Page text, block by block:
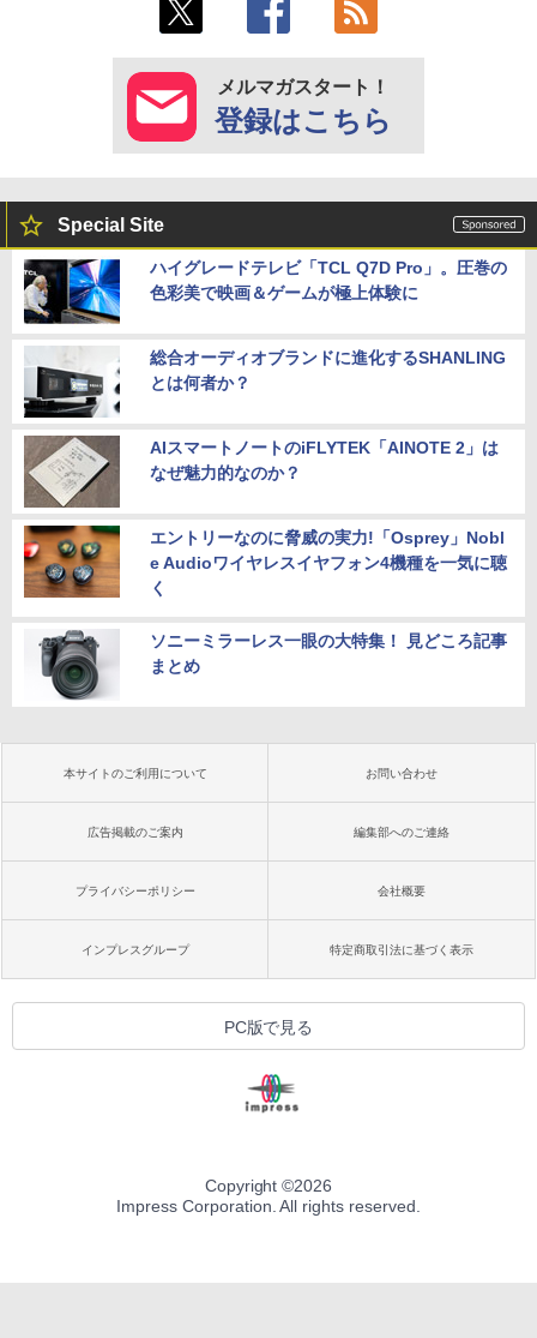
メルマガスタート！
登録はこちら
Special Site
ハイグレードテレビ「TCL Q7D Pro」。圧巻の
色彩美で映画＆ゲームが極上体験に
総合オーディオブランドに進化するSHANLING
とは何者か？
AIスマートノートのiFLYTEK「AINOTE 2」は
なぜ魅力的なのか？
エントリーなのに脅威の実力!「Osprey」Nobl
e Audioワイヤレスイヤフォン4機種を一気に聴
く
ソニーミラーレス一眼の大特集！ 見どころ記事
まとめ
本サイトのご利用について お問い合わせ
広告掲載のご案内 編集部へのご連絡
プライバシーポリシー 会社概要
インプレスグループ 特定商取引法に基づく表示
PC版で見る
Copyright ©2026
Impress Corporation. All rights reserved.